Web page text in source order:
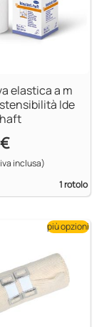
elastica a m
Ide
inclusa)
1 rotolo
più opzioni